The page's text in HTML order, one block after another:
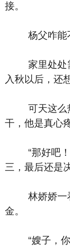
接。
杨父咋能
家里处处需
入秋以后，还
可天这么热
干，他是真心
“那好吧！
三，最后还是
林娇娇一看
金。
“嫂子，你